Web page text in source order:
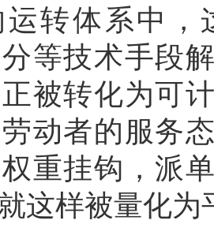
转体系中，
等技术手段
被转化为可
动者的服务
重挂钩，派
这样被量化